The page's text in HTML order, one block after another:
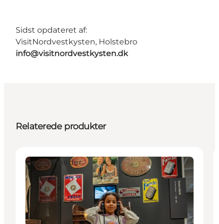
Sidst opdateret af:
VisitNordvestkysten, Holstebro
info@visitnordvestkysten.dk
Relaterede produkter
Begivenheder